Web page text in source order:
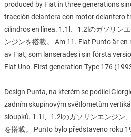
produced by Fiat in three generations
tracción delantera con motor delantero
cilindros en línea. 1.1l、1.2lのガソリン
ンジンを搭載。 Am 11. Fiat Punto är en
av Fiat, som lanserades i sin första
Fiat Uno. First generation Type 176
Design Punta, na kterém se podílel
zadním skupinovým světlometům
sloupků. 1.1l、1.2lのガソリンエンジン
を搭載。 Punto bylo představeno roku